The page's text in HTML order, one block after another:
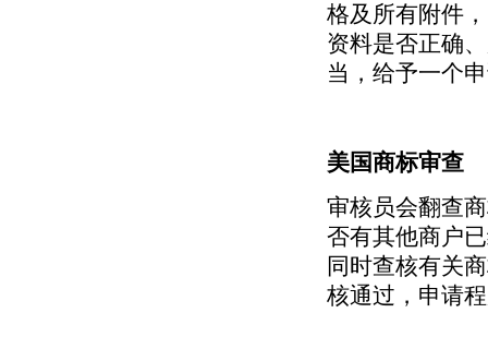
格及所有附件
资料是否正确
当，给予一个
美国商标审查
审核员会翻查
否有其他商户
同时查核有关
核通过，申请